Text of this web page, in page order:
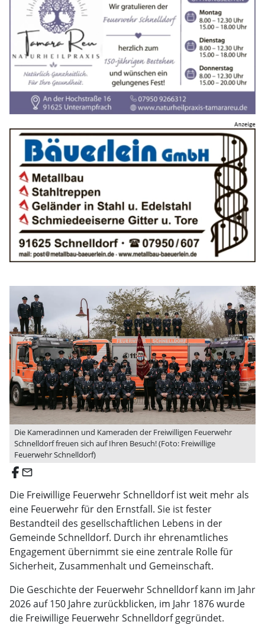
Die Kameradinnen und Kameraden der Freiwilligen Feuerwehr
Schnelldorf freuen sich auf Ihren Besuch! (Foto: Freiwillige
Feuerwehr Schnelldorf)
email
Die Freiwillige Feuerwehr Schnelldorf ist weit mehr als
eine Feuerwehr für den Ernstfall. Sie ist fester
Bestandteil des gesellschaftlichen Lebens in der
Gemeinde Schnelldorf. Durch ihr ehrenamtliches
Engagement übernimmt sie eine zentrale Rolle für
Sicherheit, Zusammenhalt und Gemeinschaft.
Die Geschichte der Feuerwehr Schnelldorf kann im Jahr
2026 auf 150 Jahre zurückblicken, im Jahr 1876 wurde
die Freiwillige Feuerwehr Schnelldorf gegründet.